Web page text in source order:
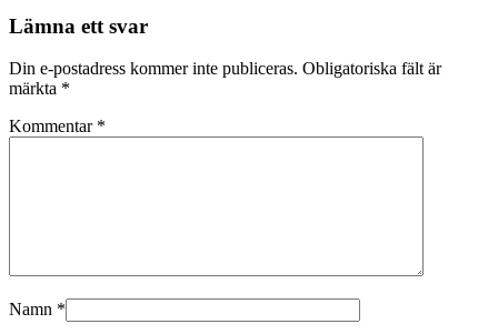
Lämna ett svar
Din e-postadress kommer inte publiceras. Obligatoriska fält är
märkta *
Kommentar *
Namn *